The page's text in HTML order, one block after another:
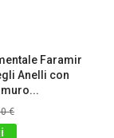
Faramir
Anelli con
€